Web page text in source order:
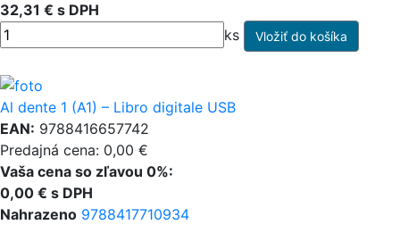
32,31 € s DPH
ks
Al dente 1 (A1) – Libro digitale USB
EAN: 9788416657742
Predajná cena: 0,00 €
Vaša cena so zľavou 0%:
0,00 € s DPH
Nahrazeno 9788417710934